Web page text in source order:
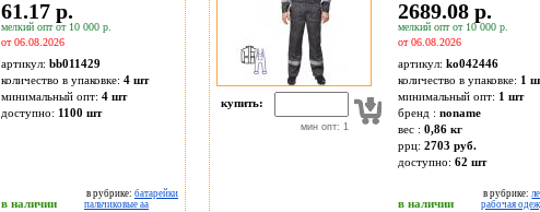
61.17 р.
мелкий опт от 10 000 р.
от 06.08.2026
артикул: bb011429
количество в упаковке: 4 шт
минимальный опт: 4 шт
доступно: 1100 шт
в наличии
в рубрике: батарейки
пальчиковые аа
купить:
мин опт: 1
2689.08 р.
мелкий опт от 10 000 р.
от 06.08.2026
артикул:ko042446
количество в упаковке: 1
минимальный опт: 1 шт
бренд :noname
вес :0,86 кг
ррц:2703 руб.
доступно:62 шт
в наличии
в рубрике:
рабочая